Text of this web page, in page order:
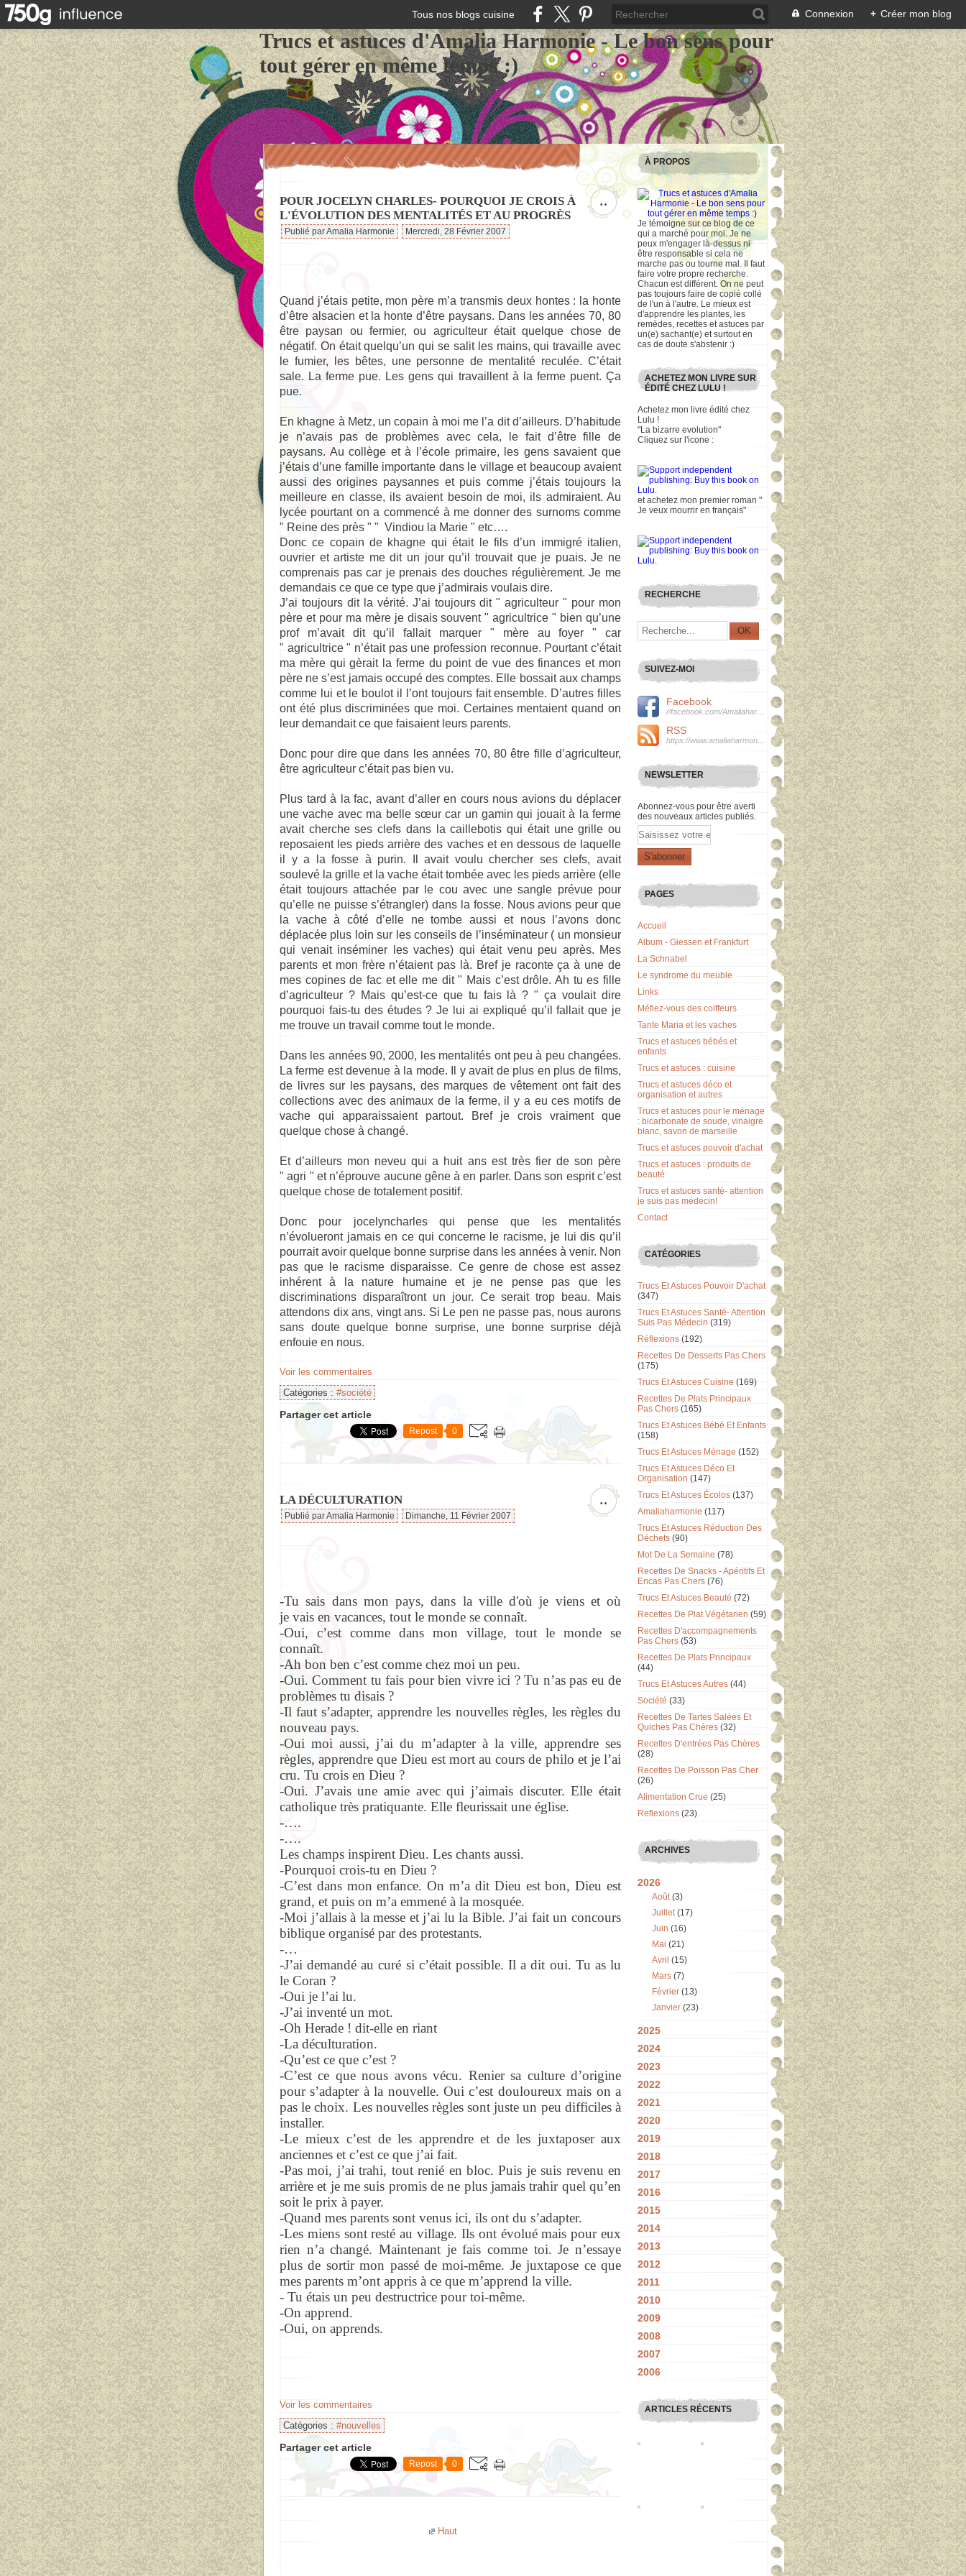
Tous nos blogs cuisine Connexion + Créer mon blog
Trucs et astuces d'Amalia Harmonie - Le bon sens pour
tout gérer en même temps :)
…
POUR JOCELYN CHARLES- POURQUOI JE CROIS À
L'ÉVOLUTION DES MENTALITÉS ET AU PROGRÈS
Publié par Amalia Harmonie Mercredi, 28 Février 2007
Quand j’étais petite, mon père m’a transmis deux hontes : la honte
d’être alsacien et la honte d’être paysans. Dans les années 70, 80
être paysan ou fermier, ou agriculteur était quelque chose de
négatif. On était quelqu’un qui se salit les mains, qui travaille avec
le fumier, les bêtes, une personne de mentalité reculée. C’était
sale. La ferme pue. Les gens qui travaillent à la ferme puent. Ça
pue.
En khagne à Metz, un copain à moi me l’a dit d’ailleurs. D’habitude
je n’avais pas de problèmes avec cela, le fait d’être fille de
paysans. Au collège et à l’école primaire, les gens savaient que
j’étais d’une famille importante dans le village et beaucoup avaient
aussi des origines paysannes et puis comme j’étais toujours la
meilleure en classe, ils avaient besoin de moi, ils admiraient. Au
lycée pourtant on a commencé à me donner des surnoms comme
" Reine des près " " Vindiou la Marie " etc….
Donc ce copain de khagne qui était le fils d’un immigré italien,
ouvrier et artiste me dit un jour qu’il trouvait que je puais. Je ne
comprenais pas car je prenais des douches régulièrement. Je me
demandais ce que ce type que j’admirais voulais dire.
J’ai toujours dit la vérité. J’ai toujours dit " agriculteur " pour mon
père et pour ma mère je disais souvent " agricultrice " bien qu’une
prof m’avait dit qu’il fallait marquer " mère au foyer " car
" agricultrice " n’était pas une profession reconnue. Pourtant c’était
ma mère qui gèrait la ferme du point de vue des finances et mon
père ne s’est jamais occupé des comptes. Elle bossait aux champs
comme lui et le boulot il l’ont toujours fait ensemble. D’autres filles
ont été plus discriminées que moi. Certaines mentaient quand on
leur demandait ce que faisaient leurs parents.
Donc pour dire que dans les années 70, 80 être fille d’agriculteur,
être agriculteur c’était pas bien vu.
Plus tard à la fac, avant d’aller en cours nous avions du déplacer
une vache avec ma belle sœur car un gamin qui jouait à la ferme
avait cherche ses clefs dans la caillebotis qui était une grille ou
reposaient les pieds arrière des vaches et en dessous de laquelle
il y a la fosse à purin. Il avait voulu chercher ses clefs, avait
soulevé la grille et la vache était tombée avec les pieds arrière (elle
était toujours attachée par le cou avec une sangle prévue pour
qu’elle ne puisse s’étrangler) dans la fosse. Nous avions peur que
la vache à côté d’elle ne tombe aussi et nous l’avons donc
déplacée plus loin sur les conseils de l’inséminateur ( un monsieur
qui venait inséminer les vaches) qui était venu peu après. Mes
parents et mon frère n’étaient pas là. Bref je raconte ça à une de
mes copines de fac et elle me dit " Mais c’est drôle. Ah tu es fille
d’agriculteur ? Mais qu’est-ce que tu fais là ? " ça voulait dire
pourquoi fais-tu des études ? Je lui ai expliqué qu’il fallait que je
me trouve un travail comme tout le monde.
Dans les années 90, 2000, les mentalités ont peu à peu changées.
La ferme est devenue à la mode. Il y avait de plus en plus de films,
de livres sur les paysans, des marques de vêtement ont fait des
collections avec des animaux de la ferme, il y a eu ces motifs de
vache qui apparaissaient partout. Bref je crois vraiment que
quelque chose à changé.
Et d’ailleurs mon neveu qui a huit ans est très fier de son père
" agri " et n’éprouve aucune gêne à en parler. Dans son esprit c’est
quelque chose de totalement positif.
Donc pour jocelyncharles qui pense que les mentalités
n’évolueront jamais en ce qui concerne le racisme, je lui dis qu’il
pourrait avoir quelque bonne surprise dans les années à venir. Non
pas que le racisme disparaisse. Ce genre de chose est assez
inhérent à la nature humaine et je ne pense pas que les
discriminations disparaîtront un jour. Ce serait trop beau. Mais
attendons dix ans, vingt ans. Si Le pen ne passe pas, nous aurons
sans doute quelque bonne surprise, une bonne surprise déjà
enfouie en nous.
Voir les commentaires
Catégories : #société
Partager cet article
Repost 0
…
LA DÉCULTURATION
Publié par Amalia Harmonie Dimanche, 11 Février 2007
-Tu sais dans mon pays, dans la ville d'où je viens et où
je vais en vacances, tout le monde se connaît.
-Oui, c’est comme dans mon village, tout le monde se
connaît.
-Ah bon ben c’est comme chez moi un peu.
-Oui. Comment tu fais pour bien vivre ici ? Tu n’as pas eu de
problèmes tu disais ?
-Il faut s’adapter, apprendre les nouvelles règles, les règles du
nouveau pays.
-Oui moi aussi, j’ai du m’adapter à la ville, apprendre ses
règles, apprendre que Dieu est mort au cours de philo et je l’ai
cru. Tu crois en Dieu ?
-Oui. J’avais une amie avec qui j’aimais discuter. Elle était
catholique très pratiquante. Elle fleurissait une église.
-….
-….
Les champs inspirent Dieu. Les chants aussi.
-Pourquoi crois-tu en Dieu ?
-C’est dans mon enfance. On m’a dit Dieu est bon, Dieu est
grand, et puis on m’a emmené à la mosquée.
-Moi j’allais à la messe et j’ai lu la Bible. J’ai fait un concours
biblique organisé par des protestants.
-…
-J’ai demandé au curé si c’était possible. Il a dit oui. Tu as lu
le Coran ?
-Oui je l’ai lu.
-J’ai inventé un mot.
-Oh Herade ! dit-elle en riant
-La déculturation.
-Qu’est ce que c’est ?
-C’est ce que nous avons vécu. Renier sa culture d’origine
pour s’adapter à la nouvelle. Oui c’est douloureux mais on a
pas le choix. Les nouvelles règles sont juste un peu difficiles à
installer.
-Le mieux c’est de les apprendre et de les juxtaposer aux
anciennes et c’est ce que j’ai fait.
-Pas moi, j’ai trahi, tout renié en bloc. Puis je suis revenu en
arrière et je me suis promis de ne plus jamais trahir quel qu’en
soit le prix à payer.
-Quand mes parents sont venus ici, ils ont du s’adapter.
-Les miens sont resté au village. Ils ont évolué mais pour eux
rien n’a changé. Maintenant je fais comme toi. Je n’essaye
plus de sortir mon passé de moi-même. Je juxtapose ce que
mes parents m’ont appris à ce que m’apprend la ville.
- Tu étais un peu destructrice pour toi-même.
-On apprend.
-Oui, on apprends.
Voir les commentaires
Catégories : #nouvelles
Partager cet article
Repost 0
Haut
À PROPOS
Je témoigne sur ce blog de ce
qui a marché pour moi. Je ne
peux m'engager là-dessus ni
être responsable si cela ne
marche pas ou tourne mal. Il faut
faire votre propre recherche.
Chacun est différent. On ne peut
pas toujours faire de copié collé
de l'un à l'autre. Le mieux est
d'apprendre les plantes, les
remèdes, recettes et astuces par
un(e) sachant(e) et surtout en
cas de doute s'abstenir :)
ACHETEZ MON LIVRE SUR
ÉDITÉ CHEZ LULU !
Achetez mon livre édité chez
Lulu !
"La bizarre evolution"
Cliquez sur l'icone :
et achetez mon premier roman "
Je veux mourrir en français"
RECHERCHE
SUIVEZ-MOI
Facebook
RSS
NEWSLETTER
Abonnez-vous pour être averti
des nouveaux articles publiés.
Email
PAGES
Accueil
Album - Giessen et Frankfurt
La Schnabel
Le syndrome du meuble
Links
Méfiez-vous des coiffeurs
Tante Maria et les vaches
Trucs et astuces bébés et
enfants
Trucs et astuces : cuisine
Trucs et astuces déco et
organisation et autres
Trucs et astuces pour le ménage
: bicarbonate de soude, vinaigre
blanc, savon de marseille
Trucs et astuces pouvoir d'achat
Trucs et astuces : produits de
beauté
Trucs et astuces santé- attention
je suis pas médecin!
Contact
CATÉGORIES
Trucs Et Astuces Pouvoir D'achat
(347)
Trucs Et Astuces Santé- Attention
Suis Pas Médecin (319)
Réflexions (192)
Recettes De Desserts Pas Chers
(175)
Trucs Et Astuces Cuisine (169)
Recettes De Plats Principaux
Pas Chers (165)
Trucs Et Astuces Bébé Et Enfants
(158)
Trucs Et Astuces Ménage (152)
Trucs Et Astuces Déco Et
Organisation (147)
Trucs Et Astuces Écolos (137)
Amaliaharmonie (117)
Trucs Et Astuces Réduction Des
Déchets (90)
Mot De La Semaine (78)
Recettes De Snacks - Apéritifs Et
Encas Pas Chers (76)
Trucs Et Astuces Beauté (72)
Recettes De Plat Végétarien (59)
Recettes D'accompagnements
Pas Chers (53)
Recettes De Plats Principaux
(44)
Trucs Et Astuces Autres (44)
Société (33)
Recettes De Tartes Salées Et
Quiches Pas Chères (32)
Recettes D'entrées Pas Chères
(28)
Recettes De Poisson Pas Cher
(26)
Alimentation Crue (25)
Reflexions (23)
ARCHIVES
2026
Août(3)
Juillet(17)
Juin (16)
Mai (21)
Avril (15)
Mars (7)
Février (13)
Janvier (23)
2025
2024
2023
2022
2021
2020
2019
2018
2017
2016
2015
2014
2013
2012
2011
2010
2009
2008
2007
2006
ARTICLES RÉCENTS